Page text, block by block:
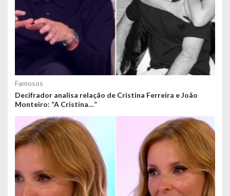
Famosos
Decifrador analisa relação de Cristina Ferreira e João
Monteiro: “A Cristina…”